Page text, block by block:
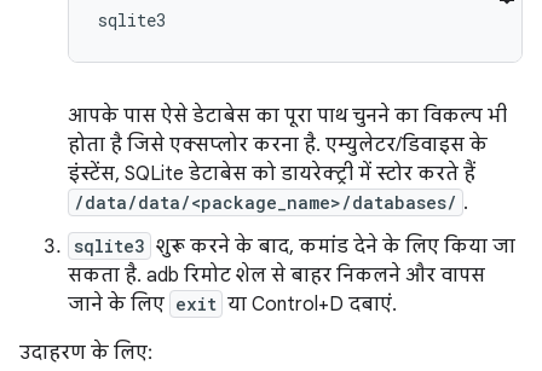
sqlite3
आपके पास ऐसे डेटाबेस का पूरा पाथ चुनने का विकल्प भी
होता है जिसे एक्सप्लोर करना है. एम्युलेटर/डिवाइस के
इंस्टेंस, SQLite डेटाबेस को डायरेक्ट्री में स्टोर करते हैं
/data/data/<package_name>/databases/ .
sqlite3 शुरू करने के बाद, कमांड देने के लिए किया जा
सकता है. adb रिमोट शेल से बाहर निकलने और वापस
जाने के लिए exit या Control+D दबाएं.
उदाहरण के लिए: